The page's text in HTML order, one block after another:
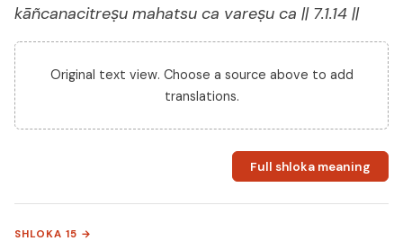
kāñcanacitreṣu mahatsu ca vareṣu ca || 7.1.14 ||
Original text view. Choose a source above to add
translations.
Full shloka meaning
SHLOKA 15 →